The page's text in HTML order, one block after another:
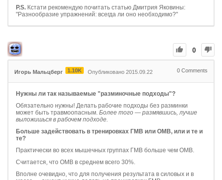
P.S. Кстати рекомендую почитать статью Дмитрия Яковины:
"Разнообразие упражнений: всегда ли оно необходимо?"
0
Игорь Мальцберг 1.10K Опубликовано 2015.09.22 0 Comments
Нужны ли так называемые "разминочные подходы"?
Обязательно нужны! Делать рабочие подходы без разминки
может быть травмоопасным. Более того — размявшись, лучше
выложишься в рабочем подходе.
Больше задействовать в тренировках ГМВ или ОМВ, или и те и
те?
Практически во всех мышечных группах ГМВ больше чем ОМВ.
Считается, что ОМВ в среднем всего 30%.
Вполне очевидно, что для получения результата в силовых и в